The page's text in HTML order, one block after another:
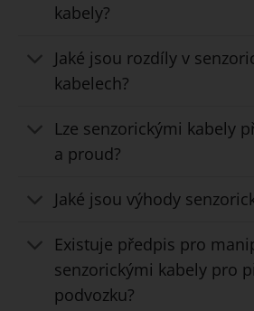
kabely?
Jaké jsou rozdíly v
kabelech?
Lze senzorickými kabely
a proud?
Jaké jsou výhody
Existuje předpis pro
senzorickými kabely pro
podvozku?